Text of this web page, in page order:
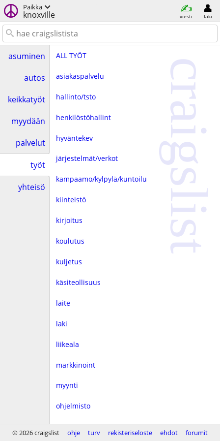
Paikka
knoxville viesti laki
asuminen
autos
keikkatyöt
myydään
palvelut
työt
yhteisö
ALL TYÖT
asiakaspalvelu
hallinto/tsto
henkilöstöhallint
hyväntekev
järjestelmät/verkot
kampaamo/kylpylä/kuntoilu
kiinteistö
kirjoitus
koulutus
kuljetus
käsiteollisuus
laite
laki
liikeala
markkinoint
myynti
ohjelmisto
rahoitus
craigslist
© 2026 craigslist ohje turv rekisteriseloste ehdot forumit